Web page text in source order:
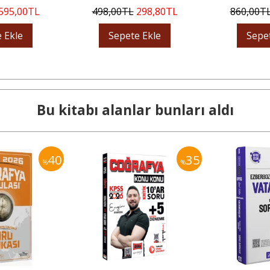
,00TL
Ekle
498,00TL 298,80TL
Sepete Ekle
860,00
Bu kitabı alanlar bunları aldı
%40 %35